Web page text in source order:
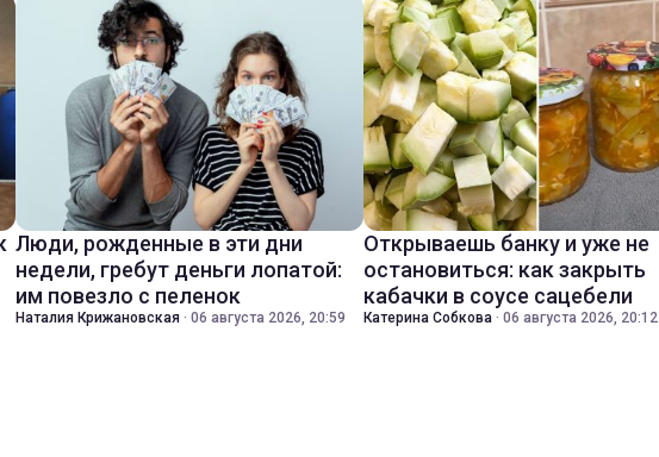
Люди, рожденные в эти дни
недели, гребут деньги лопатой:
им повезло с пеленок
Наталия Крижановская · 06 августа 2026, 20:59
Открываешь банку и уже не
остановиться: как закрыть
кабачки в соусе сацебели
Катерина Собкова · 06 августа 2026, 20:12